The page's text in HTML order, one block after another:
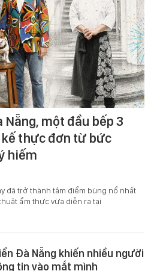
một đầu bếp 3
thực đơn từ bức
hiếm
đã trở thành tâm điểm bùng nổ nhất
ẩm thực vừa diễn ra tại
Đà Nẵng khiến nhiều người
tin vào mắt mình